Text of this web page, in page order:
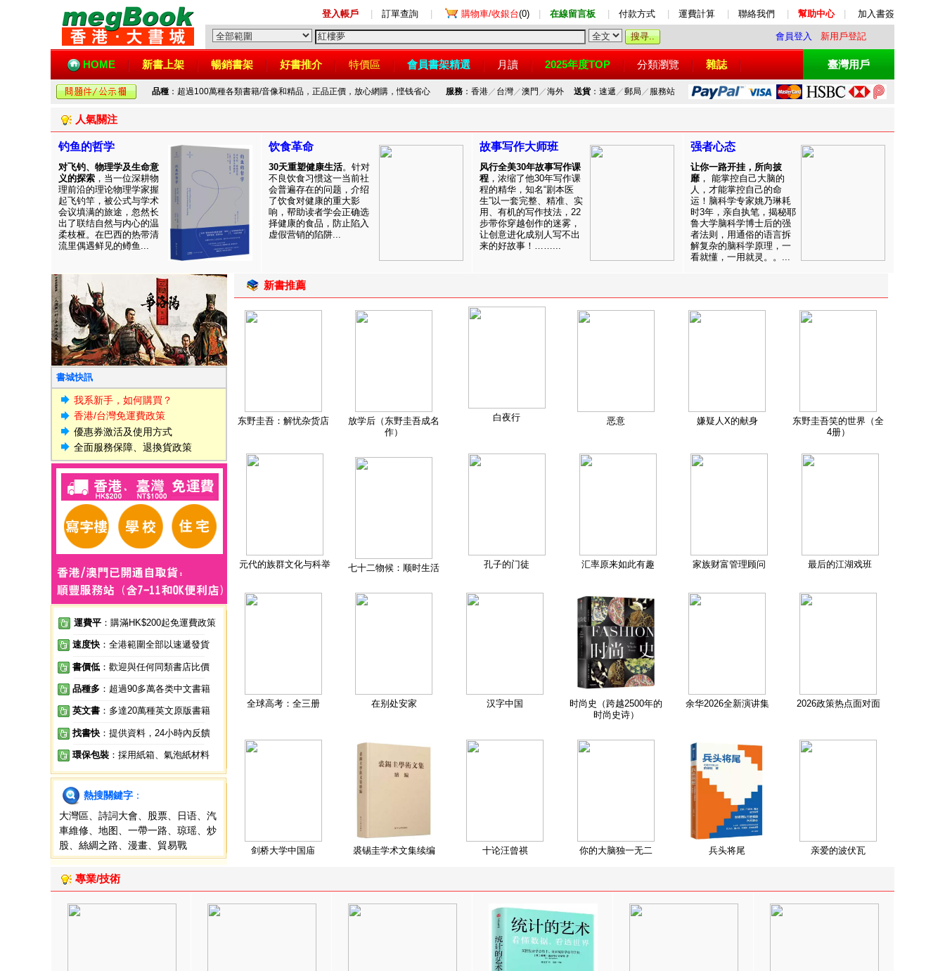
登入帳戶 訂單查詢 購物車/收銀台(0) 在線留言板 付款方式 運費計算 聯絡我們 幫助中心 加入書簽
會員登入 新用戶登記
HOME 新書上架 暢銷書架 好書推介 特價區 會員書架精選 月讀 2025年度TOP 分類瀏覽 雜誌 臺灣用戶
品種 ：超過100萬種各類書籍/音像和精品，正品正價，放心網購，悭钱省心 服務：香港／ 台灣／澳門 ／海外 送貨：速遞 ／郵局 ／ 服務站
人氣關注
钓鱼的哲学
对飞钓、物理学及生命意
义的探索 ，当一位深耕物
理前沿的理论物理学家握
起飞钓竿，被公式与学术
会议填满的旅途，忽然长
出了联结自然与内心的温
柔枝桠。在巴西的热带清
流里偶遇鲜见的鳟鱼...
饮食革命
30天重塑健康生活。针对
不良饮食习惯这一当前社
会普遍存在的问题，介绍
了饮食对健康的重大影
响，帮助读者学会正确选
择健康的食品，防止陷入
虚假营销的陷阱...
故事写作大师班
风行全美30年故事写作课
程 ，浓缩了他30年写作课
程的精华，知名“剧本医
生”以一套完整、精准、实
用、有机的写作技法，22
步带你穿越创作的迷雾，
让创意进化成别人写不出
来的好故事！……...
强者心态
让你一路开挂，所向披
靡 ， 能掌控自己大脑的
人，才能掌控自己的命
运！脑科学专家姚乃琳耗
时3年，亲自执笔，揭秘耶
鲁大学脑科学博士后的强
者法则，用通俗的语言拆
解复杂的脑科学原理，一
看就懂，一用就灵。。...
書城快訊
我系新手，如何購買？
香港/台灣免運費政策
優惠券激活及使用方式
全面服務保障、退換貨政策
運費平 ：購滿HK$200起免運費政策
速度快 ：全港範圍全部以速遞發貨
書價低 ：歡迎與任何同類書店比價
品種多 ：超過90多萬各类中文書籍
英文書 ：多達20萬種英文原版書籍
找書快 ：提供資料，24小時內反饋
環保包裝 ：採用紙箱、氣泡紙材料
熱搜關鍵字 ：
大灣區
詩詞大會 股票 日语
汽
車維修
地图 一帶一路 琼瑶
炒
股
絲綢之路 漫畫 貿易戰
新書推薦
东野圭吾：解忧杂货店
放学后（东野圭吾成名
作）
白夜行 恶意 嫌疑人X的献身
东野圭吾笑的世界（全
4册）
元代的族群文化与科举 七十二物候：顺时生活 孔子的门徒 汇率原来如此有趣 家族财富管理顾问 最后的江湖戏班
全球高考：全三册 在别处安家 汉字中国
时尚史（跨越2500年的
时尚史诗）
余华2026全新演讲集 2026政策热点面对面
剑桥大学中国庙 裘锡圭学术文集续编 十论汪曾祺 你的大脑独一无二 兵头将尾 亲爱的波伏瓦
專業/技術